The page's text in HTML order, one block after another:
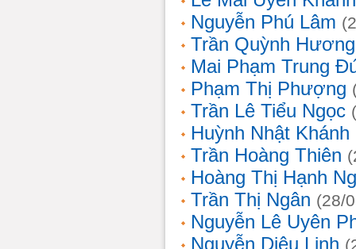
Nguyễn Phú Lâm
Trần Quỳnh Hương
Mai Phạm Trung
Phạm Thị Phượng
Trần Lê Tiểu Ngọc
Huỳnh Nhật Khánh
Trần Hoàng Thiên
Hoàng Thị Hạnh
Trần Thị Ngân (28/
Nguyễn Lê Uyên
Nguyễn Diệu Linh